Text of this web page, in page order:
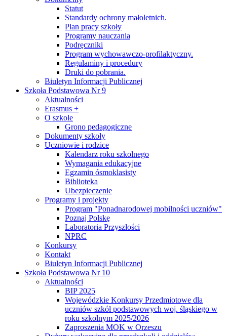
Statut
Standardy ochrony małoletnich.
Plan pracy szkoły
Programy nauczania
Podręczniki
Program wychowawczo-profilaktyczny.
Regulaminy i procedury
Druki do pobrania.
Biuletyn Informacji Publicznej
Szkoła Podstawowa Nr 9
Aktualności
Erasmus +
O szkole
Grono pedagogiczne
Dokumenty szkoły
Uczniowie i rodzice
Kalendarz roku szkolnego
Wymagania edukacyjne
Egzamin ósmoklasisty
Biblioteka
Ubezpieczenie
Programy i projekty
Program "Ponadnarodowej mobilności uczniów"
Poznaj Polskę
Laboratoria Przyszłości
NPRC
Konkursy
Kontakt
Biuletyn Informacji Publicznej
Szkoła Podstawowa Nr 10
Aktualności
BIP 2025
Wojewódzkie Konkursy Przedmiotowe dla
uczniów szkół podstawowych woj. śląskiego w
roku szkolnym 2025/2026
Zaproszenia MOK w Orzeszu